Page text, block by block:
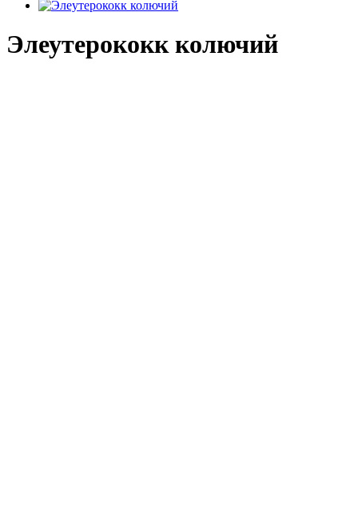
Элеутерококк колючий